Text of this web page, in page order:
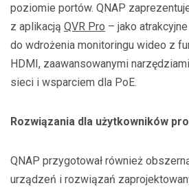
poziomie portów. QNAP
z aplikacją QVR Pro – jako
do wdrożenia monitoringu wideo z
HDMI, zaawansowanymi
sieci i wsparciem dla PoE.
Rozwiązania dla użytkowników
QNAP przygotował również
urządzeń i rozwiązań